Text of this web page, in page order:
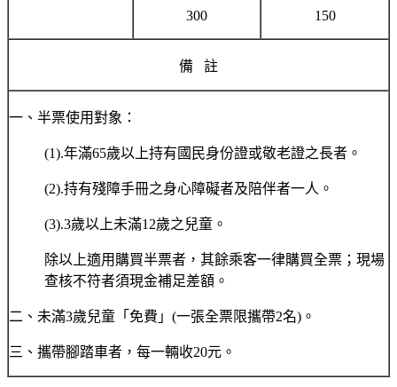
300 150
備 註
一、半票使用對象：
(1).年滿65歲以上持有國民身份證或敬老證之長者。
(2).持有殘障手冊之身心障礙者及陪伴者一人。
(3).3歲以上未滿12歲之兒童。
除以上適用購買半票者，其餘乘客一律購買全票；現場
查核不符者須現金補足差額。
二、未滿3歲兒童「免費」(一張全票限攜帶2名)。
三、攜帶腳踏車者，每一輛收20元。